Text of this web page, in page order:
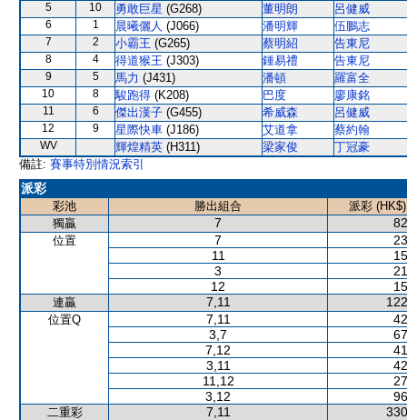
5 10 勇敢巨星 (G268) 董明朗 呂健威
6 1 晨曦儷人 (J066) 潘明輝 伍鵬志
7 2 小霸王 (G265) 蔡明紹 告東尼
8 4 得道猴王 (J303) 鍾易禮 告東尼
9 5 馬力 (J431) 潘頓 羅富全
10 8 駿跑得 (K208) 巴度 廖康銘
11 6 傑出漢子 (G455) 希威森 呂健威
12 9 星際快車 (J186) 艾道拿 蔡約翰
WV 輝煌精英 (H311) 梁家俊
丁冠豪
備註: 賽事特別情況索引
派彩
彩池 勝出組合
派彩 (HK$)
獨贏
7
位置 7
11
3
12
連贏 7,11
位置Q 7,11
3,7
7,12
3,11
11,12
3,12
二重彩 7,11